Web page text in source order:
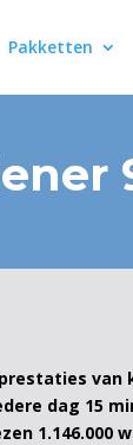
Pakketten
van
dag 15
1.146.000